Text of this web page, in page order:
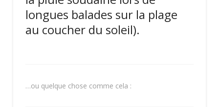
longues balades sur la plage
au coucher du soleil).
…ou quelque chose comme cela :